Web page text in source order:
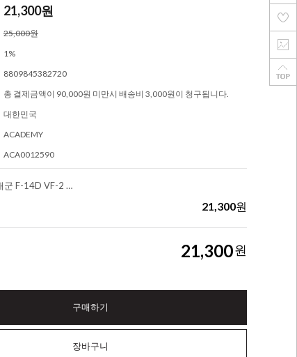
21,300원
25,000원
1%
8809845382720
총 결제금액이 90,000원 미만시 배송비 3,000원이 청구됩니다.
대한민국
ACADEMY
ACA0012590
12590 1/72 미해군 F-14D VF-2 바운티헌터즈
21,300원
21,300원
구매하기
장바구니